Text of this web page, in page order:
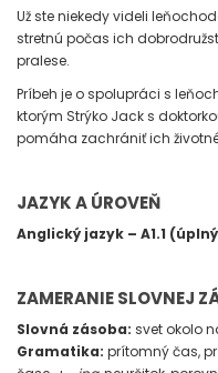
Už ste niekedy videli
stretnú počas ich
pralese.
Príbeh je o spolupráci s
ktorým Strýko Jack s
pomáha zachrániť ich
JAZYK A ÚROVEŇ
Anglický jazyk – A1.1
ZAMERANIE SLOVNEJ
Slovná zásoba: svet okolo
Gramatika: prítomný čas,